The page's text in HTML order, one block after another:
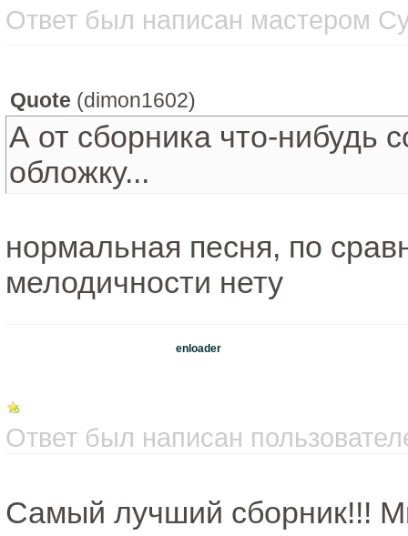
Ответ был написан мастером
Quote (dimon1602)
А от сборника что-нибудь
обложку...
нормальная песня, по
мелодичности нету
enloader
Ответ был написан
Самый лучший сборник!!!